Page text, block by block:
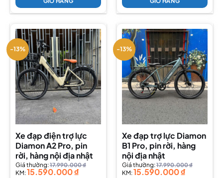
-13%
Xe đạp điện trợ lực
Diamon A2 Pro, pin
rời, hàng nội địa nhật
Giá thường:17.990.000₫
KM:15.590.000₫
-13%
Xe đạp trợ lực Diamon
B1 Pro, pin rời, hàng
nội địa nhật
Giá thường:17.990.000₫
KM:15.590.000₫